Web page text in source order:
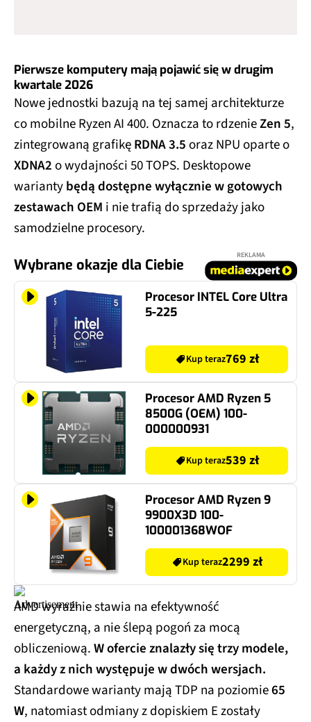
Pierwsze komputery mają pojawić się w drugim
kwartale 2026
Nowe jednostki bazują na tej samej architekturze
co mobilne Ryzen AI 400. Oznacza to rdzenieZen 5,
zintegrowaną grafikęRDNA 3.5oraz NPU oparte o
XDNA2o wydajności 50 TOPS. Desktopowe
wariantybędą dostępne wyłącznie w gotowych
zestawach OEM i nie trafią do sprzedaży jako
samodzielne procesory.
Wybrane okazje dla Ciebie
REKLAMA
Procesor INTEL Core Ultra
5-225
Kup teraz769 zł
Procesor AMD Ryzen 5
8500G (OEM) 100-
000000931
Kup teraz539 zł
Procesor AMD Ryzen 9
9900X3D 100-
100001368WOF
Kup teraz2299 zł
AMD wyraźnie stawia na efektywność
energetyczną, a nie ślepą pogoń za mocą
obliczeniową.W ofercie znalazły się trzy modele,
a każdy z nich występuje w dwóch wersjach.
Standardowe warianty mają TDP na poziomie65
W, natomiast odmiany z dopiskiem E zostały